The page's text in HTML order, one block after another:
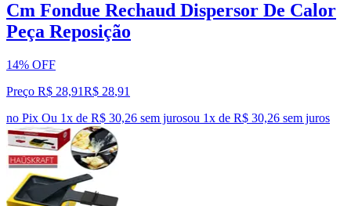
Cm Fondue Rechaud Dispersor De Calor
Peça Reposição
14% OFF
Preço R$ 28,91R$ 28,91
no Pix Ou 1x de R$ 30,26 sem jurosou 1x de R$ 30,26 sem juros